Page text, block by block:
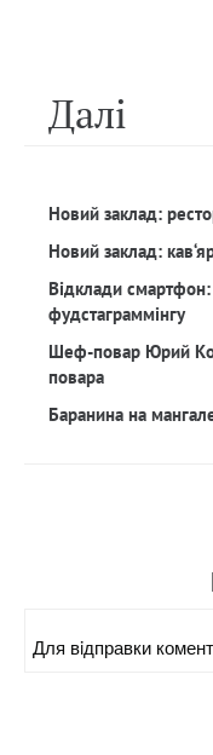
Далi
Новий заклад:
Новий заклад:
Відклади
фудстаграммінгу
Шеф-повар Юрий
повара
Баранина на
Для вiдправки